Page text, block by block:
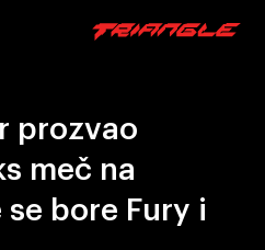
prozvao
meč na
bore Fury i